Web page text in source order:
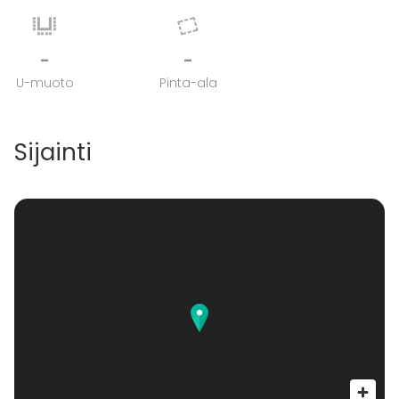
-
U-muoto
-
Pinta-ala
Sijainti